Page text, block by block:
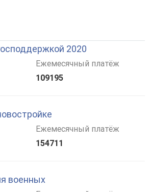
2020
Ежемесячный платёж
109195
Ежемесячный платёж
154711
военных